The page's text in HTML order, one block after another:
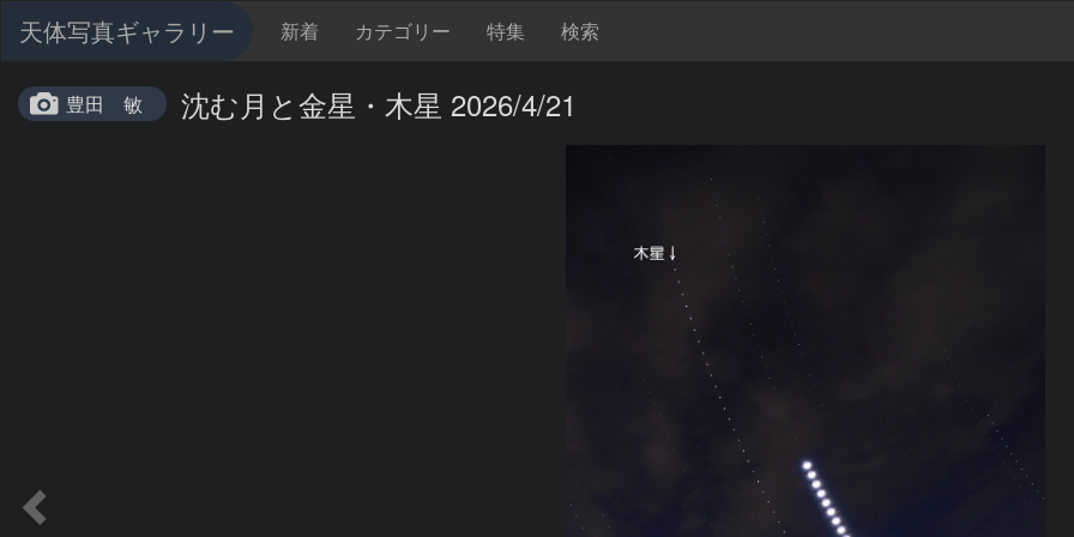
天体写真ギャラリー 新着 カテゴリー 特集 検索
豊田 敏 沈む月と金星・木星 2026/4/21